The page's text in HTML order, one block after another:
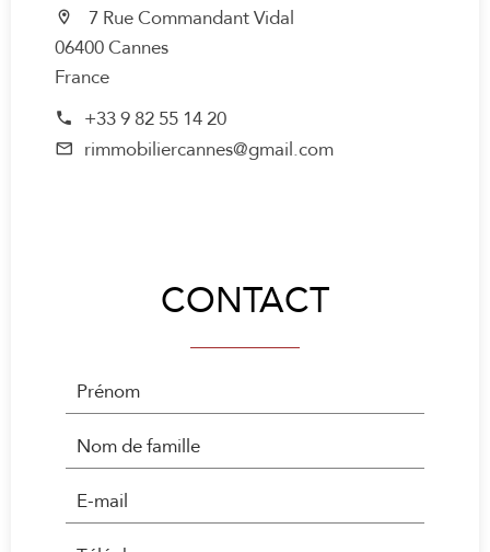
7 Rue Commandant Vidal
06400 Cannes
France
+33 9 82 55 14 20
rimmobiliercannes@gmail.com
CONTACT